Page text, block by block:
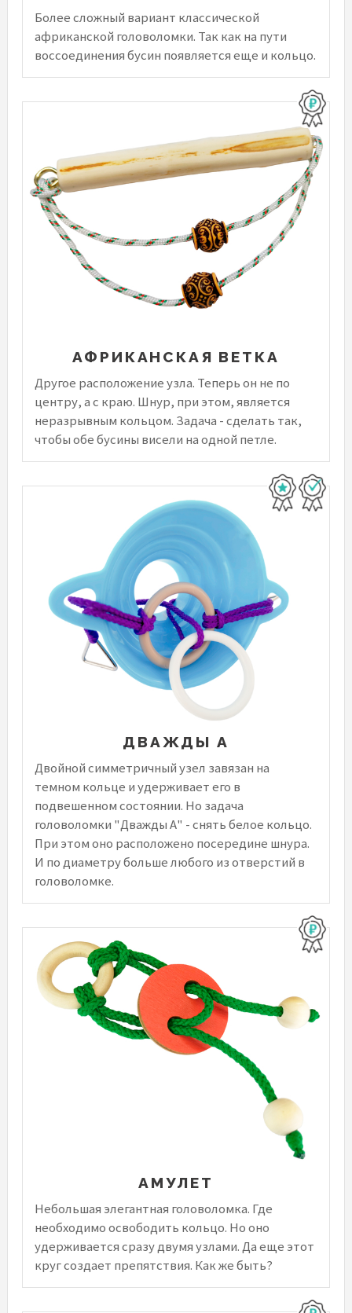
Более сложный вариант классической
африканской головоломки. Так как на пути
воссоединения бусин появляется еще и кольцо.
АФРИКАНСКАЯ ВЕТКА
Другое расположение узла. Теперь он не по
центру, а с краю. Шнур, при этом, является
неразрывным кольцом. Задача - сделать так,
чтобы обе бусины висели на одной петле.
ДВАЖДЫ А
Двойной симметричный узел завязан на
темном кольце и удерживает его в
подвешенном состоянии. Но задача
головоломки "Дважды А" - снять белое кольцо.
При этом оно расположено посередине шнура.
И по диаметру больше любого из отверстий в
головоломке.
АМУЛЕТ
Небольшая элегантная головоломка. Где
необходимо освободить кольцо. Но оно
удерживается сразу двумя узлами. Да еще этот
круг создает препятствия. Как же быть?